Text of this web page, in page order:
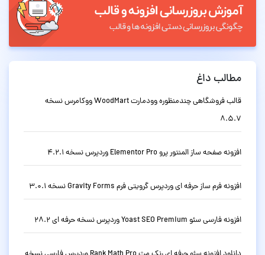
مطالب داغ
قالب فروشگاهی چندمنظوره وودمارت WoodMart ووکامرس نسخه
8.5.7
افزونه صفحه ساز المنتور پرو Elementor Pro وردپرس نسخه 4.2.1
افزونه فرم ساز حرفه ای وردپرس گرویتی فرم Gravity Forms نسخه 3.0.1
افزونه فارسی سئو Yoast SEO Premium وردپرس نسخه حرفه ای 28.2